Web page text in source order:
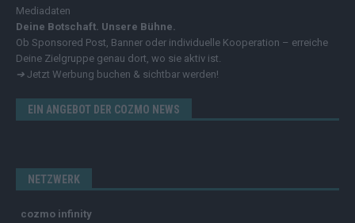
Mediadaten
Deine Botschaft. Unsere Bühne.
Ob Sponsored Post, Banner oder individuelle Kooperation – erreiche
Deine Zielgruppe genau dort, wo sie aktiv ist.
➔ Jetzt Werbung buchen & sichtbar werden!
EIN ANGEBOT DER COZMO NEWS
NETZWERK
cozmo infinity